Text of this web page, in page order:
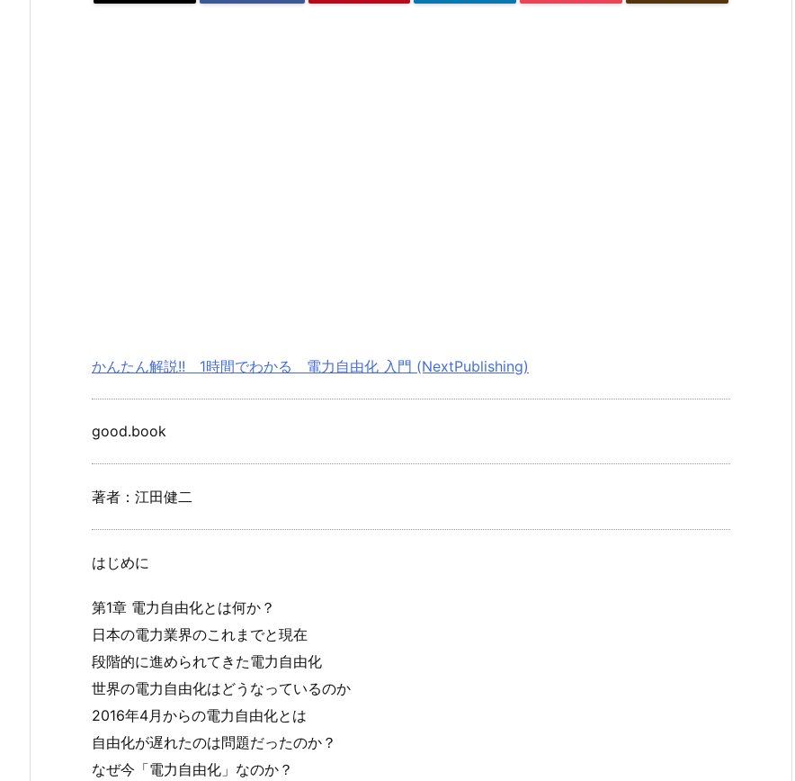
かんたん解説!! 1時間でわかる 電力自由化 入門 (NextPublishing)
good.book
著者：江田健二
はじめに
第1章 電力自由化とは何か？
日本の電力業界のこれまでと現在
段階的に進められてきた電力自由化
世界の電力自由化はどうなっているのか
2016年4月からの電力自由化とは
自由化が遅れたのは問題だったのか？
なぜ今「電力自由化」なのか？